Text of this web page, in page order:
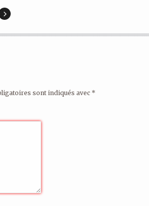
sont indiqués avec *